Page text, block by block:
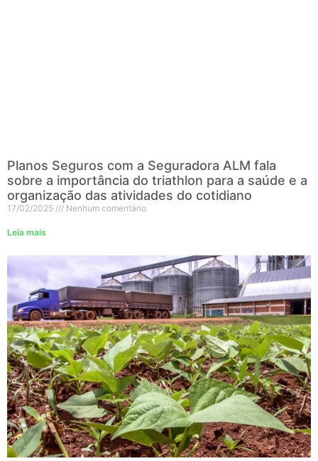
Planos Seguros com a Seguradora ALM fala
sobre a importância do triathlon para a saúde e a
organização das atividades do cotidiano
17/02/2025 Nenhum comentário
Leia mais